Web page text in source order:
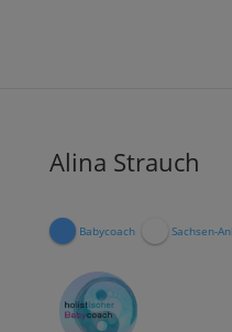
Alina Strauch
Babycoach Sachsen-